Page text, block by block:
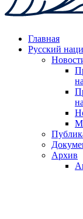
Главная
Русский
Архив